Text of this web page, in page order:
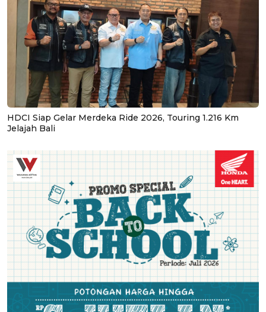
HDCI Siap Gelar Merdeka Ride 2026, Touring 1.216 Km
Jelajah Bali